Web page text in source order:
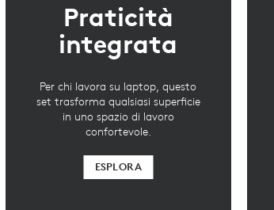
Praticità
integrata
Per chi lavora su laptop, questo
set trasforma qualsiasi superficie
in uno spazio di lavoro
confortevole.
ESPLORA